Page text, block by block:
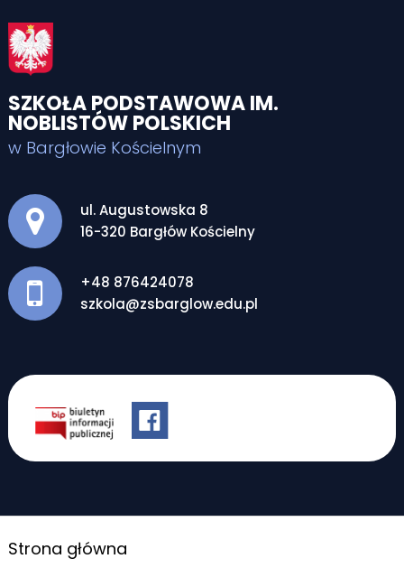
SZKOŁA PODSTAWOWA IM.
NOBLISTÓW POLSKICH
w Bargłowie Kościelnym
Adres pocztowy:
ul. Augustowska 8
16-320 Bargłów Kościelny
+48 876424078
szkola@zsbarglow.edu.pl
Strona główna